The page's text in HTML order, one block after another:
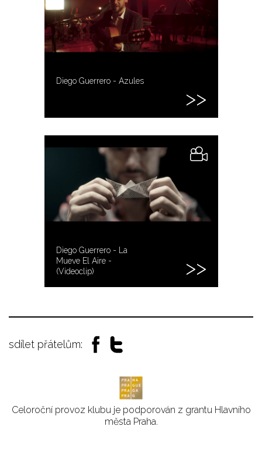
Diego Guerrero - Azules
Diego Guerrero - La
Mueve El Aire -
(Videoclip)
sdílet přátelům:
Celoroční provoz klubu je podporován z grantu Hlavního
města Praha.